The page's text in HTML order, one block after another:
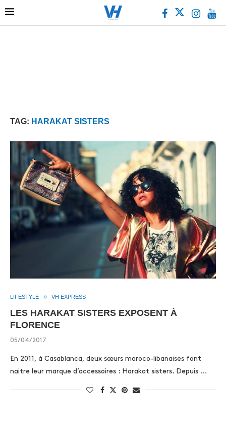
TAG: HARAKAT SISTERS
LIFESTYLE VH EXPRESS
LES HARAKAT SISTERS EXPOSENT À
FLORENCE
05/04/2017
En 2011, à Casablanca, deux sœurs maroco-libanaises font
naitre leur marque d’accessoires : Harakat sisters. Depuis …